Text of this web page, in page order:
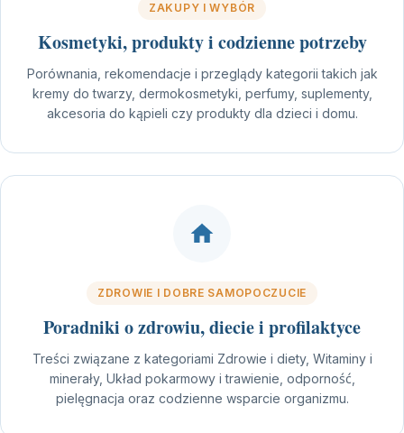
ZAKUPY I WYBÓR
Kosmetyki, produkty i codzienne potrzeby
Porównania, rekomendacje i przeglądy kategorii takich jak
kremy do twarzy, dermokosmetyki, perfumy, suplementy,
akcesoria do kąpieli czy produkty dla dzieci i domu.
ZDROWIE I DOBRE SAMOPOCZUCIE
Poradniki o zdrowiu, diecie i profilaktyce
Treści związane z kategoriami Zdrowie i diety, Witaminy i
minerały, Układ pokarmowy i trawienie, odporność,
pielęgnacja oraz codzienne wsparcie organizmu.